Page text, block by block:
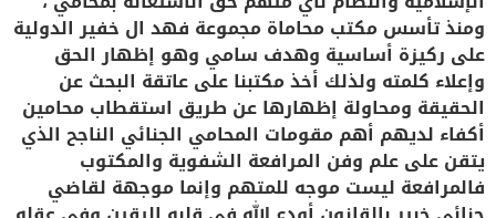
ومنذ تأسس مكتب محاماة مجموعة فهد ال خفير الدولية
على ركيزة أساسية وهدف سامي وهو إظهار الحق
وإعلاء كلمته ولذلك أخذ مكتبنا على عاتقة البحث عن
الحقيقة ومحاولة إظهارها عن طريق استقطاب محامين
أكفاء لديهم أهم مقومات المحامي الجنائي الناجح الذي
يتقن على علم وفن المرافعة الشفوية والمكتوب
فالمرافعة ليست موجه للمتهم وإنما موجهة لقاضي